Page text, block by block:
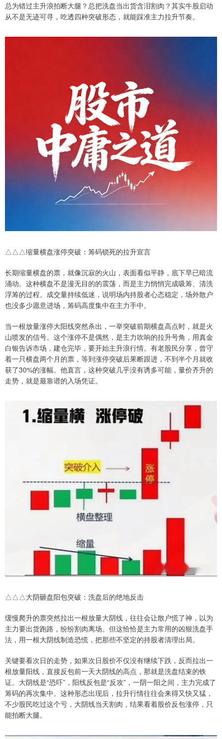
总为错过主升浪拍断大腿？总把洗盘当出货含泪割肉？其实牛股启动
从不是无迹可寻，吃透四种突破形态，就能踩准主力拉升节奏。
△△△缩量横盘涨停突破：筹码锁死的拉升宣言
长期缩量横盘的票，就像沉寂的火山，表面看似平静，底下早已暗流
涌动。这种横盘不是漫无目的的震荡，而是主力悄悄完成吸筹、清洗
浮筹的过程。成交量持续低迷，说明场内持股者心态稳定，场外散户
也没多少愿意进场，筹码高度集中在主力手中。
当一根放量涨停大阳线突然杀出，一举突破前期横盘高点时，就是火
山喷发的信号。这个涨停不是偶然，是主力吹响的拉升号角，用真金
白银告诉市场，建仓完毕，要开始主升浪行情。有老股民分享，曾守
着一只横盘两个月的票，等到涨停突破后果断跟进，不到半个月就收
获了30%的涨幅。他直言，这种突破几乎没有诱多可能，量价齐升的
走势，就是最靠谱的入场凭证。
△△△大阴砸盘阳包突破：洗盘后的绝地反击
缓慢爬升的票突然拉出一根放量大阴线，往往会让散户慌了神，以为
主力要出货跑路，纷纷割肉离场。但这恰恰是主力常用的凶狠洗盘手
法，用一根大阴线制造恐慌，把那些不坚定的持股者清理出局。
关键要看次日的走势，如果次日股价不仅没有继续下跌，反而拉出一
根放量阳线，直接反包前一天大阴线的高点，那就是洗盘结束的铁
证。大阴线是“恐吓”，阳线反包是“反攻”，一阴一阳之间，主力完成了
筹码的再次集中。这种形态出现后，拉升行情往往会来得又快又猛，
不少股民吃过这个亏，大阴线当天割肉，结果看着股价反包涨停，只
能拍断大腿。